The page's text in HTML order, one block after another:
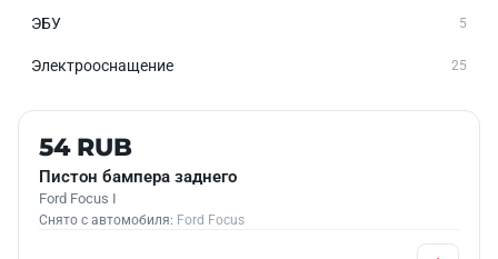
ЭБУ 5
Электрооснащение 25
Б/У В НАЛИЧИИ
54 RUB
Пистон бампера заднего
Ford Focus I
Снято с автомобиля: Ford Focus